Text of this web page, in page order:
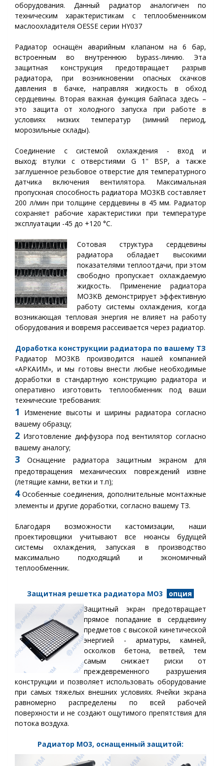
оборудования. Данный радиатор аналогичен по
техническим характеристикам с теплообменником
маслоохладителя OESSE серии HY037
Радиатор оснащён аварийным клапаном на 6 бар,
встроенным во внутреннюю bypass-линию. Эта
защитная конструкция предотвращает разрыв
радиатора, при возникновении опасных скачков
давления в бачке, направляя жидкость в обход
сердцевины. Вторая важная функция байпаса здесь –
это защита от холодного запуска при работе в
условиях низких температур (зимний период,
морозильные склады).
Соединение с системой охлаждения - вход и
выход: втулки с отверстиями G 1'' BSP, а также
заглушенное резьбовое отверстие для температурного
датчика включения вентилятора. Максимальная
пропускная способность радиатора МО3KВ составляет
200 л/мин при толщине сердцевины в 45 мм. Радиатор
сохраняет рабочие характеристики при температуре
эксплуатации -45 до +120 °С.
Сотовая структура сердцевины
радиатора обладает высокими
показателями теплоотдачи, при этом
свободно пропускает охлаждаемую
жидкость. Применение радиатора
МО3KВ демонстрирует эффективную
работу системы охлаждения, когда
возникающая тепловая энергия не влияет на работу
оборудования и вовремя рассеивается через радиатор.
Доработка конструкции радиатора по вашему ТЗ
Радиатор МО3KВ производится нашей компанией
«АРКАИМ», и мы готовы внести любые необходимые
доработки в стандартную конструкцию радиатора и
оперативно изготовить теплообменник под ваши
технические требования:
1
Изменение высоты и ширины радиатора согласно
вашему образцу;
2 Изготовление диффузора под вентилятор согласно
вашему аналогу;
3 Оснащение радиатора защитным экраном для
предотвращения механических повреждений извне
(летящие камни, ветки и т.п);
4Особенные соединения, дополнительные монтажные
элементы и другие доработки, согласно вашему ТЗ.
Благодаря возможности кастомизации, наши
проектировщики учитывают все нюансы будущей
системы охлаждения, запуская в производство
максимально подходящий и экономичный
теплообменник.
Защитная решетка радиатора МО3
опция
Защитный экран предотвращает
прямое попадание в сердцевину
предметов с высокой кинетической
энергией - арматуры, камней,
осколков бетона, ветвей, тем
самым снижает риски от
преждевременного разрушения
конструкции и позволяет использовать оборудование
при самых тяжелых внешних условиях. Ячейки экрана
равномерно распределены по всей рабочей
поверхности и не создают ощутимого препятствия для
потока воздуха.
Радиатор МО3, оснащенный защитой: